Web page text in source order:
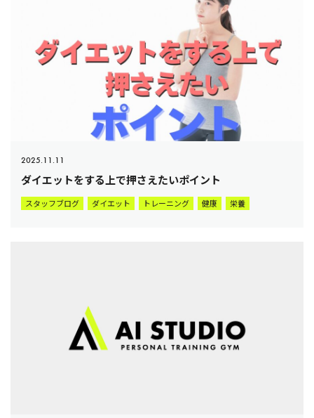
2025.11.11
ダイエットをする上で押さえたいポイント
スタッフブログ ダイエット トレーニング 健康 栄養